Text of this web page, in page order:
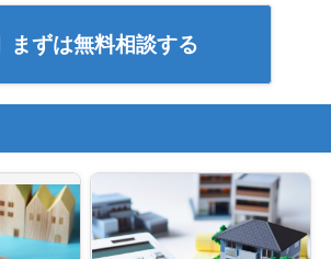
まずは無料相談する